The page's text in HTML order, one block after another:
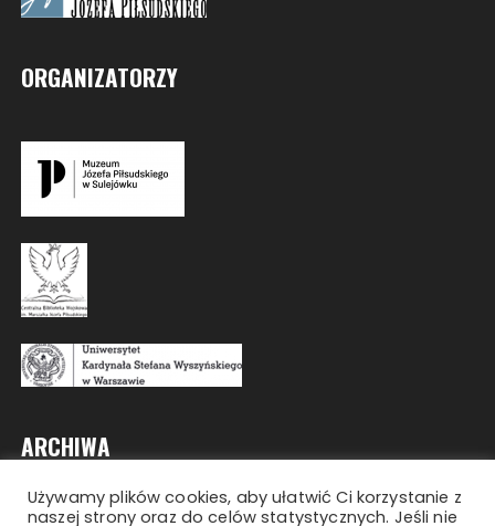
ORGANIZATORZY
ARCHIWA
Archiwa
Używamy plików cookies, aby ułatwić Ci korzystanie z
naszej strony oraz do celów statystycznych. Jeśli nie